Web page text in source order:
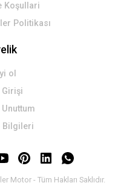
Koşullari
Politikası
ol
Girişi
Bilgileri
Motor - Tüm Hakları Saklıdır.